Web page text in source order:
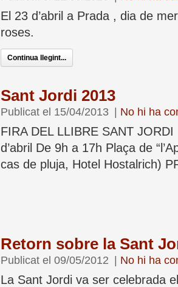
El 23 d’abril a Prada , dia de
roses.
Continua llegint...
Sant Jordi 2013
Publicat el 15/04/2013 No hi ha
FIRA DEL LLIBRE SANT
d’abril De 9h a 17h Plaça de
cas de pluja, Hotel Hostalrich)
Retorn sobre la Sant
Publicat el 09/05/2012 No hi ha
La Sant Jordi va ser celebrada